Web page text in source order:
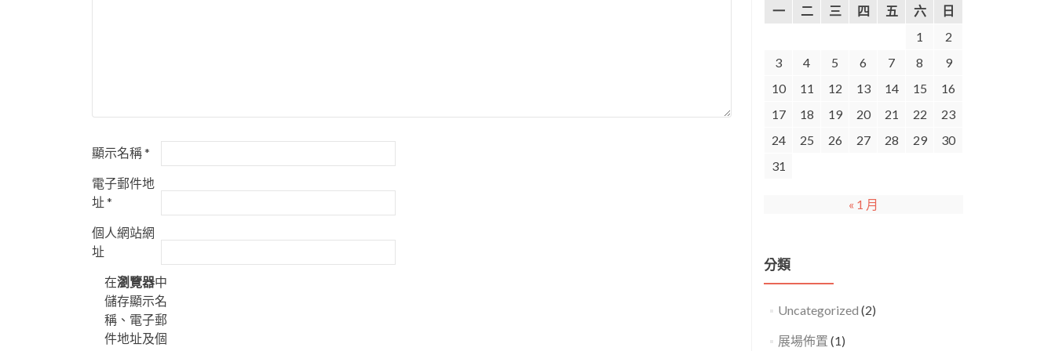
顯示名稱*
電子郵件地
址*
個人網站網
址
在瀏覽器中
儲存顯示名
稱、電子郵
件地址及個
一 二 三 四 五 六
日
1
2
3
4 5 6 7 8
9
10
11 12 13 14 15
16
17
18 19 20 21 22
23
24
25 26 27 28 29
30
31
« 1 月
分類
Uncategorized (2)
展場佈置 (1)